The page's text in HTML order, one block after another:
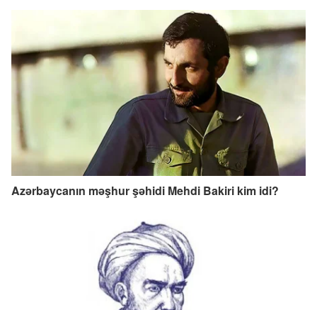
Azərbaycanın məşhur şəhidi Mehdi Bakiri kim idi?